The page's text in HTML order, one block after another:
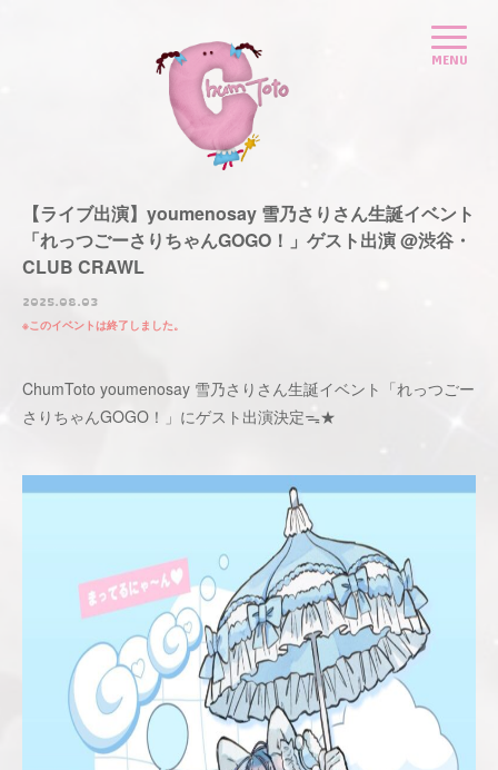
【ライブ出演】youmenosay 雪乃さりさん生誕イベント
「れっつごーさりちゃんGOGO！」ゲスト出演 @渋谷・
CLUB CRAWL
2025.08.03
このイベントは終了しました。
ChumToto youmenosay 雪乃さりさん生誕イベント「れっつごー
さりちゃんGOGO！」にゲスト出演決定ᯓ★